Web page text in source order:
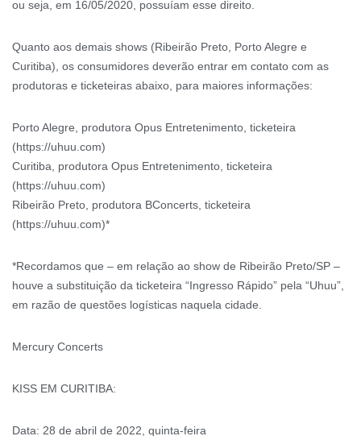
ou seja, em 16/05/2020, possuíam esse direito.
Quanto aos demais shows (Ribeirão Preto, Porto Alegre e
Curitiba), os consumidores deverão entrar em contato com as
produtoras e ticketeiras abaixo, para maiores informações:
Porto Alegre, produtora Opus Entretenimento, ticketeira
(https://uhuu.com)
Curitiba, produtora Opus Entretenimento, ticketeira
(https://uhuu.com)
Ribeirão Preto, produtora BConcerts, ticketeira
(https://uhuu.com)*
*Recordamos que – em relação ao show de Ribeirão Preto/SP –
houve a substituição da ticketeira “Ingresso Rápido” pela “Uhuu”,
em razão de questões logísticas naquela cidade.
Mercury Concerts
KISS EM CURITIBA:
Data: 28 de abril de 2022, quinta-feira